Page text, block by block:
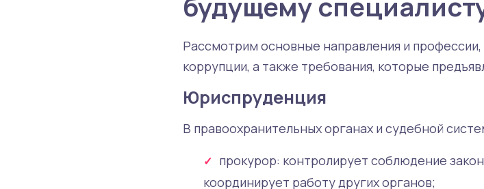
Рассмотрим основные направления и
коррупции, а также требования, которые
Юриспруденция
В правоохранительных органах и судебной
прокурор: контролирует соблюдение
координирует работу других органов;